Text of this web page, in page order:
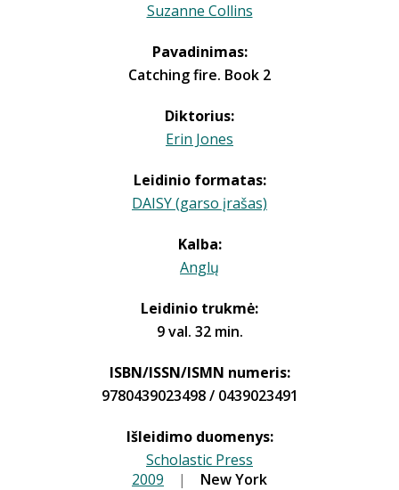
Suzanne Collins
Pavadinimas:
Catching fire. Book 2
Diktorius:
Erin Jones
Leidinio formatas:
DAISY (garso įrašas)
Kalba:
Anglų
Leidinio trukmė:
9 val. 32 min.
ISBN/ISSN/ISMN numeris:
9780439023498 / 0439023491
Išleidimo duomenys:
Scholastic Press
|
2009 | New York